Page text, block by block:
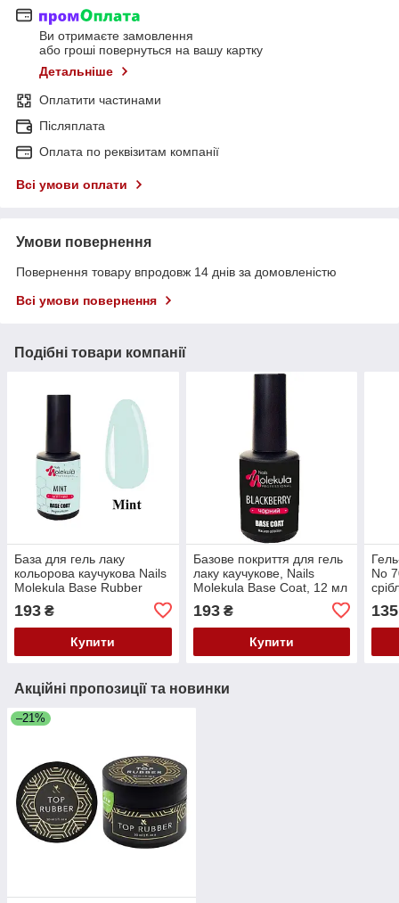
Ви отримаєте замовлення
або гроші повернуться на вашу картку
Детальніше
Оплатити частинами
Післяплата
Оплата по реквізитам компанії
Всі умови оплати
Умови повернення
Повернення товару впродовж 14 днів за домовленістю
Всі умови повернення
Подібні товари компанії
База для гель лаку
кольорова каучукова Nails
Molekula Base Rubber
Color Coat Macaron Mint,
м'ятний, 12 мл
193 ₴
Купити
Базове покриття для гель
лаку каучукове, Nails
Molekula Base Coat, 12 мл
193₴
Купити
No
135
Акційні пропозиції та новинки
–21%